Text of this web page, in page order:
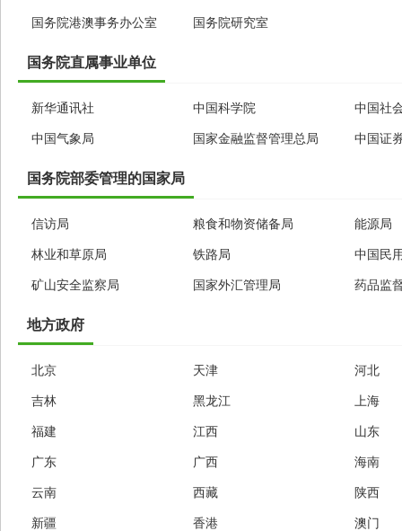
国务院港澳事务办公室 国务院研究室
国务院直属事业单位
新华通讯社 中国科学院 中国社
中国气象局 国家金融监督管理总局 中国证
国务院部委管理的国家局
信访局 粮食和物资储备局 能源局
林业和草原局 铁路局 中国民
矿山安全监察局 国家外汇管理局 药品监
地方政府
北京 天津 河北
吉林 黑龙江 上海
福建 江西 山东
广东 广西 海南
云南 西藏 陕西
新疆 香港 澳门